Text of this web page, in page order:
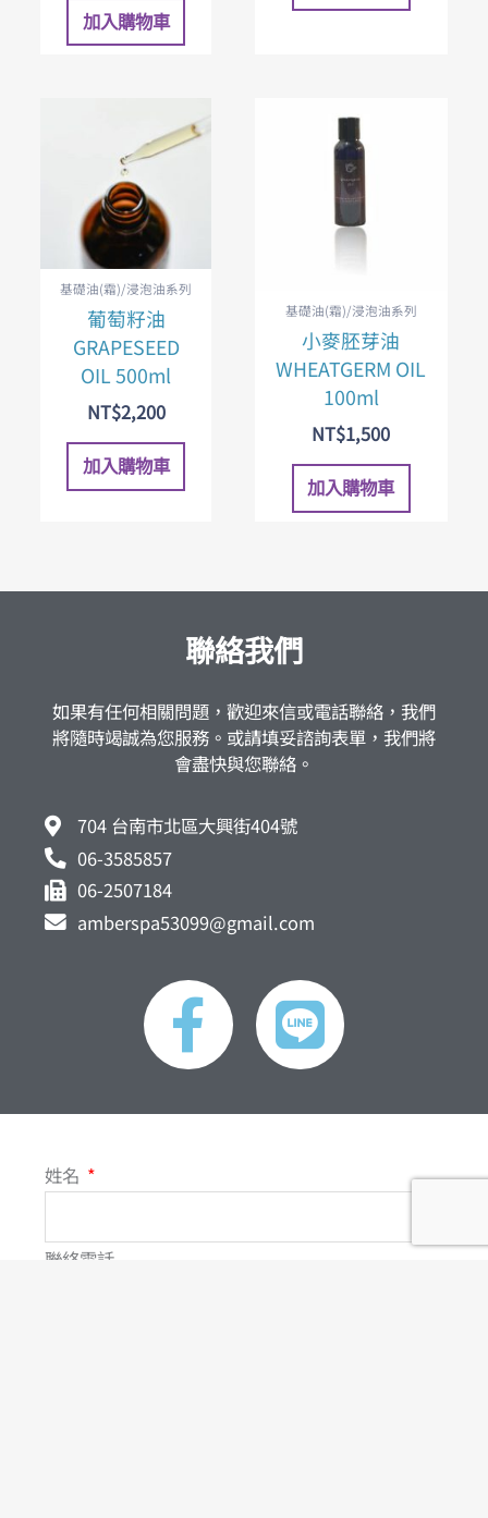
加入購物車
基礎油(霜)/浸泡油系列
葡萄籽油
GRAPESEED
OIL 500ml
NT$2,200
加入購物車
基礎油(霜)/浸泡油系列
小麥胚芽油
WHEATGERM OIL
100ml
NT$1,500
加入購物車
聯絡我們
如果有任何相關問題，歡迎來信或電話聯絡，我們
將隨時竭誠為您服務。或請填妥諮詢表單，我們將
會盡快與您聯絡。
704 台南市北區大興街404號
06-3585857
06-2507184
amberspa53099@gmail.com
F
a
c
b
o
L
i
n
姓名
聯絡電話